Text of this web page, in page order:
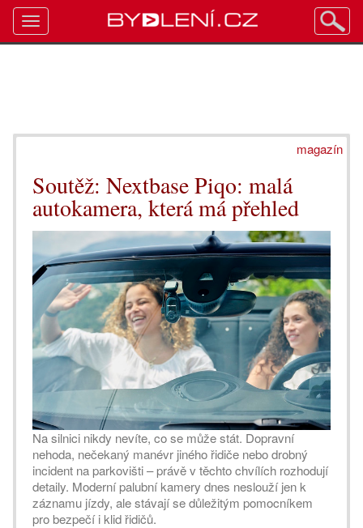
magazín
Soutěž: Nextbase Piqo: malá
autokamera, která má přehled
Na silnici nikdy nevíte, co se může stát. Dopravní
nehoda, nečekaný manévr jiného řidiče nebo drobný
incident na parkovišti – právě v těchto chvílích rozhodují
detaily. Moderní palubní kamery dnes neslouží jen k
záznamu jízdy, ale stávají se důležitým pomocníkem
pro bezpečí i klid řidičů.
Toggle
navigation